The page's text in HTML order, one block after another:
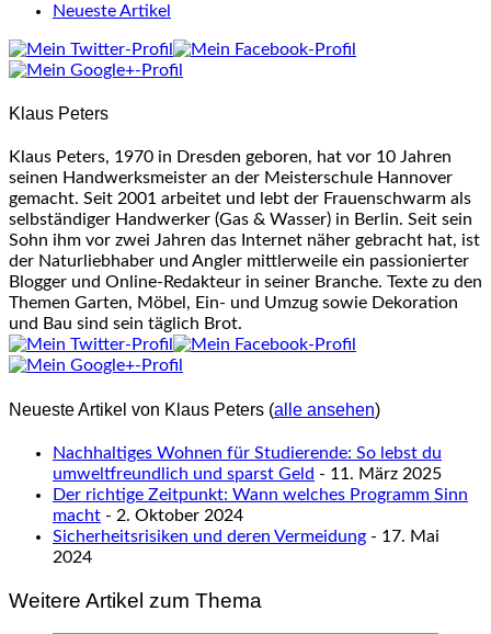
Neueste Artikel
Klaus Peters
Klaus Peters, 1970 in Dresden geboren, hat vor 10 Jahren
seinen Handwerksmeister an der Meisterschule Hannover
gemacht. Seit 2001 arbeitet und lebt der Frauenschwarm als
selbständiger Handwerker (Gas & Wasser) in Berlin. Seit sein
Sohn ihm vor zwei Jahren das Internet näher gebracht hat, ist
der Naturliebhaber und Angler mittlerweile ein passionierter
Blogger und Online-Redakteur in seiner Branche. Texte zu den
Themen Garten, Möbel, Ein- und Umzug sowie Dekoration
und Bau sind sein täglich Brot.
Neueste Artikel von Klaus Peters (alle ansehen)
Nachhaltiges Wohnen für Studierende: So lebst du
umweltfreundlich und sparst Geld - 11. März 2025
Der richtige Zeitpunkt: Wann welches Programm Sinn
macht - 2. Oktober 2024
Sicherheitsrisiken und deren Vermeidung - 17. Mai
2024
Weitere Artikel zum Thema